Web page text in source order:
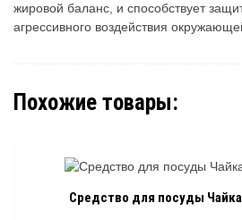
жировой баланс, и способствует
агрессивного воздействия
Похожие товары:
Средство для посуды